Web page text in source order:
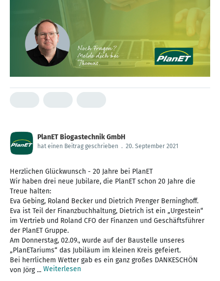
PlanET Biogastechnik GmbH
hat einen Beitrag geschrieben . 20. September 2021
Herzlichen Glückwunsch - 20 Jahre bei PlanET
Wir haben drei neue Jubilare, die PlanET schon 20 Jahre die
Treue halten:
Eva Gebing, Roland Becker und Dietrich Prenger Berninghoff.
Eva ist Teil der Finanzbuchhaltung, Dietrich ist ein „Urgestein“
im Vertrieb und Roland CFO der Finanzen und Geschäftsführer
der PlanET Gruppe.
Am Donnerstag, 02.09., wurde auf der Baustelle unseres
„PlanETariums“ das Jubiläum im kleinen Kreis gefeiert.
Bei herrlichem Wetter gab es ein ganz großes DANKESCHÖN
von Jörg ... Weiterlesen